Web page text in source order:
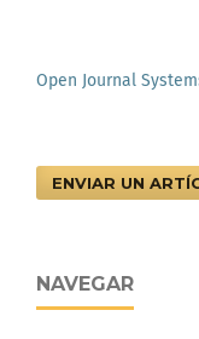
Open Journal
ENVIAR UN
NAVEGAR